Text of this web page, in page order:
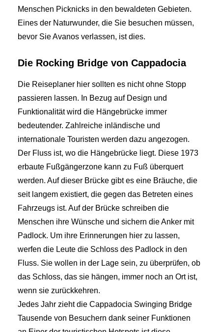
Menschen Picknicks in den bewaldeten Gebieten.
Eines der Naturwunder, die Sie besuchen müssen,
bevor Sie Avanos verlassen, ist dies.
Die Rocking Bridge von Cappadocia
Die Reiseplaner hier sollten es nicht ohne Stopp
passieren lassen. In Bezug auf Design und
Funktionalität wird die Hängebrücke immer
bedeutender. Zahlreiche inländische und
internationale Touristen werden dazu angezogen.
Der Fluss ist, wo die Hängebrücke liegt. Diese 1973
erbaute Fußgängerzone kann zu Fuß überquert
werden. Auf dieser Brücke gibt es eine Bräuche, die
seit langem existiert, die gegen das Betreten eines
Fahrzeugs ist. Auf der Brücke schreiben die
Menschen ihre Wünsche und sichern die Anker mit
Padlock. Um ihre Erinnerungen hier zu lassen,
werfen die Leute die Schloss des Padlock in den
Fluss. Sie wollen in der Lage sein, zu überprüfen, ob
das Schloss, das sie hängen, immer noch an Ort ist,
wenn sie zurückkehren.
Jedes Jahr zieht die Cappadocia Swinging Bridge
Tausende von Besuchern dank seiner Funktionen